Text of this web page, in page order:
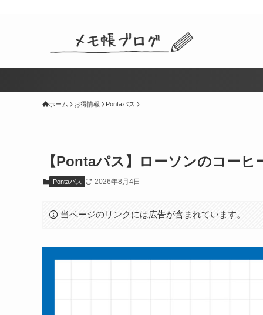
ホーム お得情報 Pontaパス
【Pontaパス】ローソンのコー
Pontaパス 2026年8月4日
当ページのリンクには広告が含まれています。